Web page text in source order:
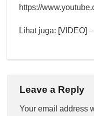
https://
Lihat juga: [VIDEO]
Leave a Reply
Your email address